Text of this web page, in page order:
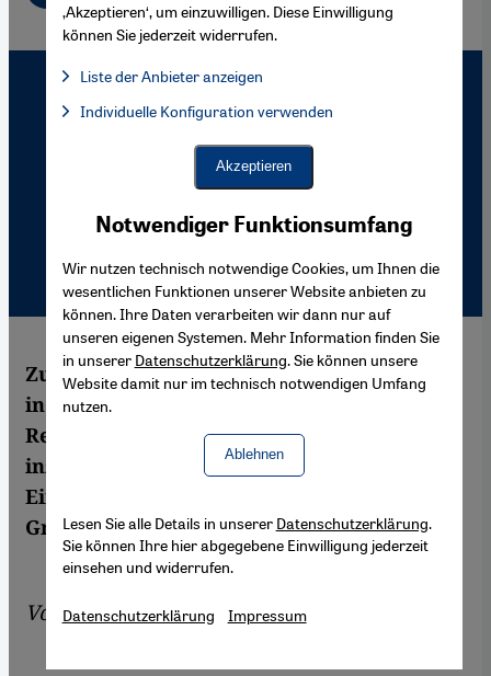
Zu Tausenden strömen syrische Flüchtlinge
in die benachbarte Türkei. Ihr Held heißt
Recep Tayyip Erdoğan. Der distanziert sich
inzwischen vom Machthaber in Damaskus.
Eine Reportage aus dem syrisch-türkischen
Grenzgebiet
VonDaniel Steinvorth
Notwendiger Funktionsumfang
Wir nutzen technisch notwendige Cookies, um Ihnen die
wesentlichen Funktionen unserer Website anbieten zu
können. Ihre Daten verarbeiten wir dann nur auf
unseren eigenen Systemen. Mehr Information finden Sie
in unserer Datenschutzerklärung. Sie können unsere
Website damit nur im technisch notwendigen Umfang
nutzen.
Ablehnen
‚Akzeptieren‘, um einzuwilligen. Diese Einwilligung
können Sie jederzeit widerrufen.
Liste der Anbieter anzeigen
Facebook Embed / Facebook Connect, Google Maps Embed,
Facebook Embed / Facebook Connect
Google Maps Embed
Individuelle Konfiguration verwenden
Akzeptieren
Lesen Sie alle Details in unserer Datenschutzerklärung.
Sie können Ihre hier abgegebene Einwilligung jederzeit
einsehen und widerrufen.
Datenschutzerklärung Impressum